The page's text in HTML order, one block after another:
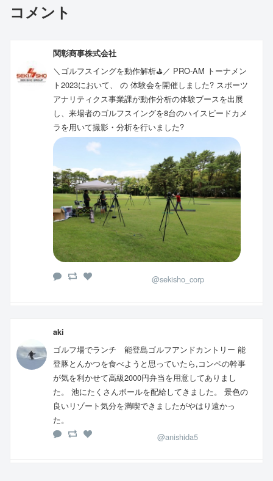
コメント
関彰商事株式会社
＼ゴルフスイングを動作解析⛳️／ PRO-AM トーナメン
ト2023において、 の 体験会を開催しました? スポーツ
アナリティクス事業課が動作分析の体験ブースを出展
し、来場者のゴルフスイングを8台のハイスピードカメ
ラを用いて撮影・分析を行いました?
@sekisho_corp
aki
ゴルフ場でランチ 能登島ゴルフアンドカントリー 能
登豚とんかつを食べようと思っていたら,コンペの幹事
が気を利かせて高級2000円弁当を用意してありまし
た。 池にたくさんボールを配給してきました。 景色の
良いリゾート気分を満喫できましたがやはり遠かっ
た。
@anishida5